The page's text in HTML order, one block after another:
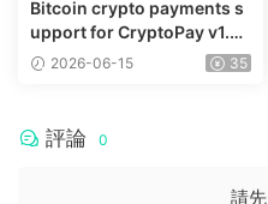
Bitcoin crypto payments s
upport for CryptoPay v1.4.
3 2026-06-15 35
評論 0
請先